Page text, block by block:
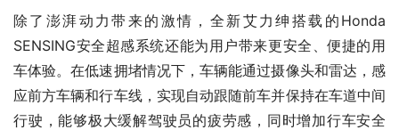
除了澎湃动力带来的激情，全新艾力绅搭载的Honda
SENSING安全超感系统还能为用户带来更安全、便捷的用
车体验。在低速拥堵情况下，车辆能通过摄像头和雷达，感
应前方车辆和行车线，实现自动跟随前车并保持在车道中间
行驶，能够极大缓解驾驶员的疲劳感，同时增加行车安全